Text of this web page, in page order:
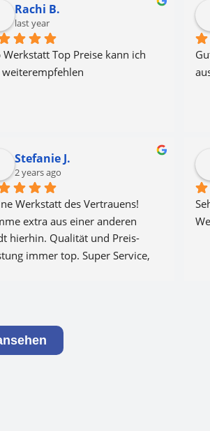
Rachi B.
last year
Werkstatt Top Preise kann ich
Stefanie J.
2 years ago
Werkstatt des Vertrauens!
extra aus einer anderen
hierhin. Qualität und Preis-
immer top. Super Service,